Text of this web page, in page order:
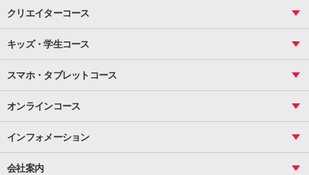
資料作成（基礎）
資料作成（応用）
Word
文書作成（応用）
文書作成（デザイン活用）
Access
データベース活用
ビジネス統計
CS
サーティファイ
インターネット活用
メール活用
クリエイターコース
基礎
応用
Illustrator
基礎
応用
HTML/CSS
InDesign
Basic
キッズ・学生コース
プライマリー（年長～小２）
スタンダード（小３～小６）
マインクラフト（年長～小６）
パソコンコース
中学生コース
スマホ・タブレットコース
初めてのInstagram
初めてのTwitter
初めてのfacebook
オンラインコース
インフォメーション
会社案内